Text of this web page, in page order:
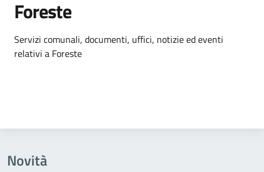
Foreste
Dettagli dell'argomento
Servizi comunali, documenti, uffici, notizie ed eventi
relativi a Foreste
Novità